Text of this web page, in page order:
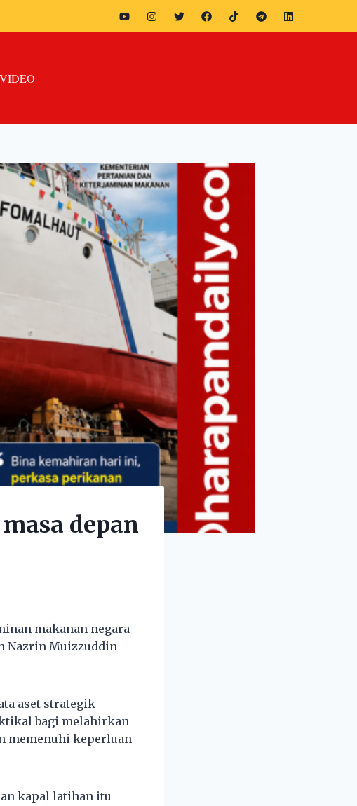
VIDEO
depan
makanan negara
Nazrin Muizzuddin
aset strategik
bagi melahirkan
memenuhi keperluan
kapal latihan itu